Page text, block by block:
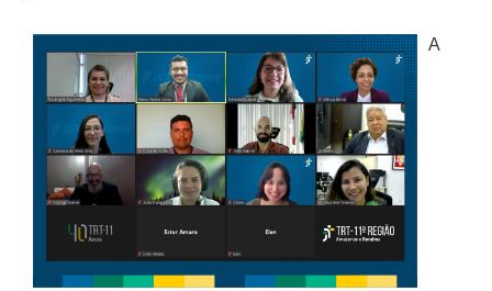
Gestão Orcamentária
Licitações, contratos e Instrumentos
Gestão de Pessoas
Auditoria e Prestação de Contas
Sustentabilidade
Acessibilidade
LGPD
A